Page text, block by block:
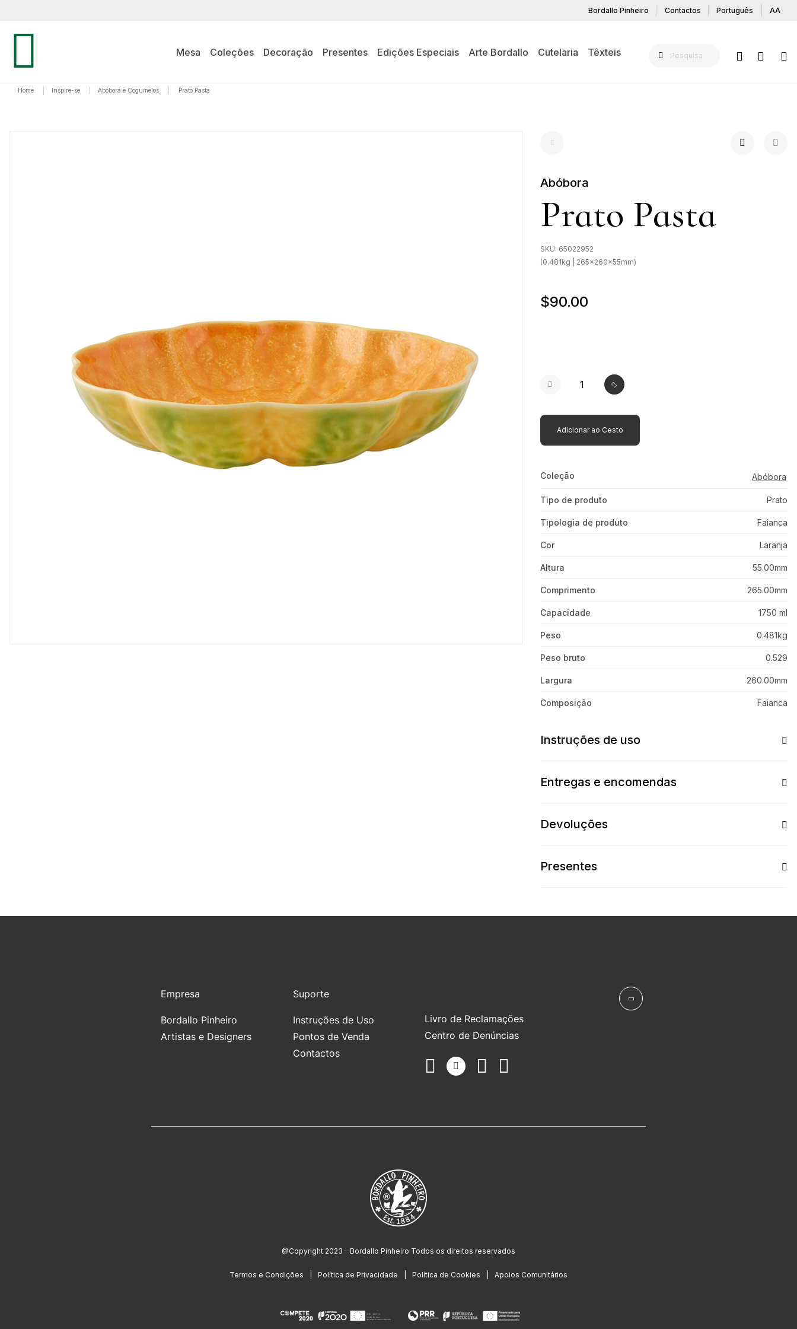
Bordallo Pinheiro Contactos Português AA
Mesa Coleções Decoração Presentes Edições Especiais Arte Bordallo Cutelaria Têxteis
Home Inspire-se Abóbora e Cogumelos Prato Pasta
Abóbora
Prato Pasta
SKU: 65022952
(0.481kg | 265x260x55mm)
$90.00
Adicionar ao Cesto
Coleção Abóbora
Tipo de produto Prato
Tipologia de produto Faianca
Cor Laranja
Altura 55.00mm
Comprimento 265.00mm
Capacidade 1750 ml
Peso 0.481kg
Peso bruto 0.529
Largura 260.00mm
Composição Faianca
Instruções de uso
Entregas e encomendas
Devoluções
Presentes
Empresa
Bordallo Pinheiro
Artistas e Designers
Suporte
Instruções de Uso
Pontos de Venda
Contactos
Livro de Reclamações
Centro de Denúncias
@Copyright 2023 - Bordallo Pinheiro Todos os direitos reservados
Termos e Condições Política de Privacidade Política de Cookies Apoios Comunitários